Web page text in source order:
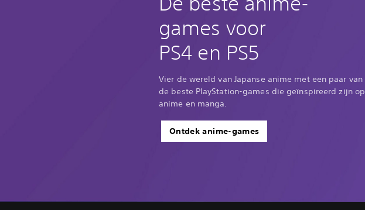
games voor
PS4 en PS5
Vier de wereld van Japanse anime met een paar van
de beste PlayStation-games die geïnspireerd zijn op
anime en manga.
Ontdek anime-games